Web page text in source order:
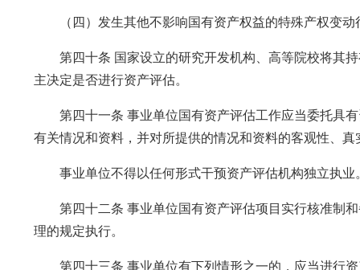
（四）发生其他不影响国有资产权益的特殊产权变动
第四十条 国家设立的研究开发机构、高等院校将其持
主决定是否进行资产评估。
第四十一条 事业单位国有资产评估工作应当委托具有
有关情况和资料，并对所提供的情况和资料的客观性、
事业单位不得以任何形式干预资产评估机构独立执业
第四十二条 事业单位国有资产评估项目实行核准制和
理的规定执行。
第四十三条 事业单位有下列情形之一的，应当进行资